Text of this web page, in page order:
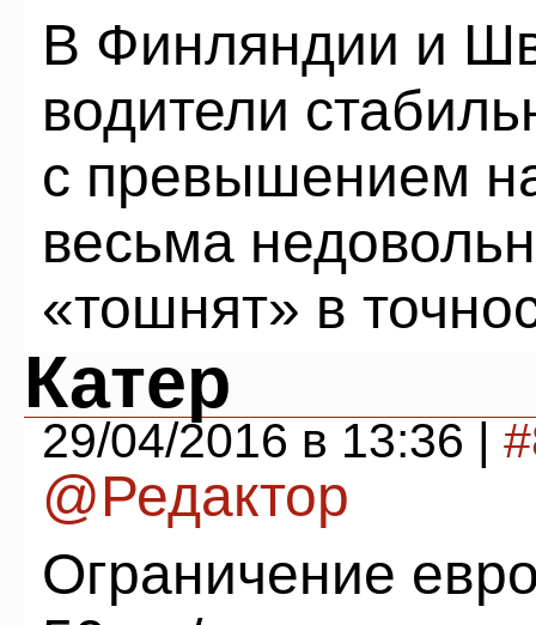
В Финляндии и
водители
с превышением
весьма
«тошнят» в
Катер
29/04/2016 в 13:36 |
@Редактор
Ограничение